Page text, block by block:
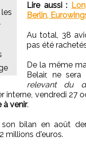
Lire aussi :
Berlin,
Au total, 38
pas été
De la même
Belair, ne sera
relevant du
interne, vendredi 27
à venir.
bilan en août
millions d'euros.